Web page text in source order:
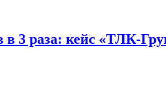
в 3 раза: кейс «ТЛК-